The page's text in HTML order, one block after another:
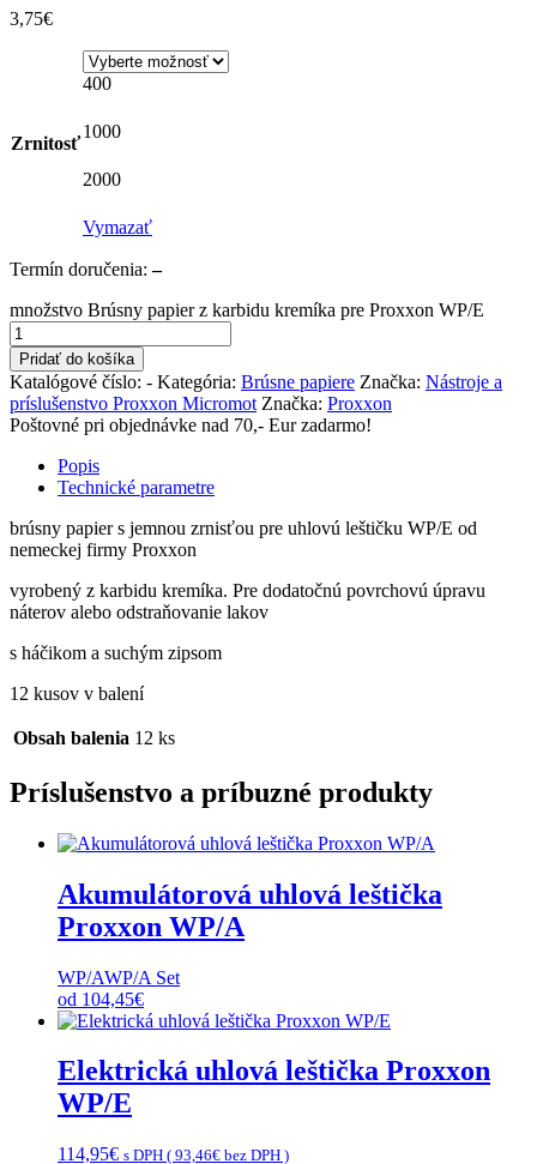
3,75€
Zrnitosť
400
1000
2000
Vymazať
Termín doručenia:–
množstvo Brúsny papier z karbidu kremíka pre Proxxon WP/E
Pridať do košíka
Katalógové číslo: - Kategória: Brúsne papiere Značka: Nástroje a
príslušenstvo Proxxon Micromot Značka: Proxxon
Poštovné pri objednávke nad 70,- Eur zadarmo!
Popis
Technické parametre
brúsny papier s jemnou zrnisťou pre uhlovú leštičku WP/E od
nemeckej firmy Proxxon
vyrobený z karbidu kremíka. Pre dodatočnú povrchovú úpravu
náterov alebo odstraňovanie lakov
s háčikom a suchým zipsom
12 kusov v balení
Obsah balenia 12 ks
Príslušenstvo a príbuzné produkty
Akumulátorová uhlová leštička
Proxxon WP/A
WP/AWP/A Set
od 104,45€
Elektrická uhlová leštička Proxxon
WP/E
114,95€ s DPH ( 93,46€ bez DPH )